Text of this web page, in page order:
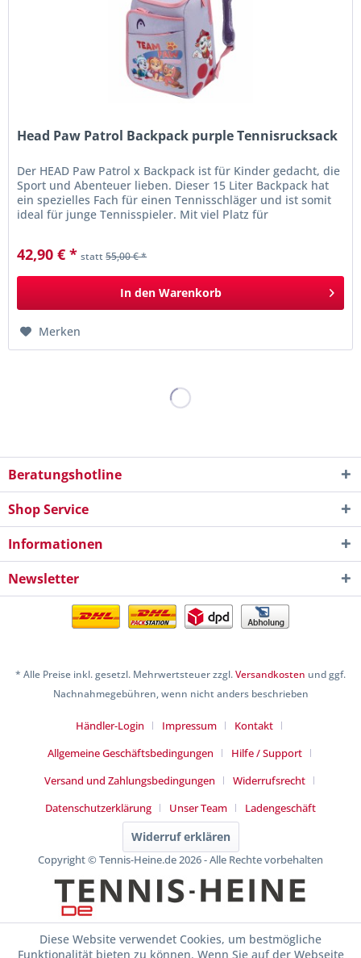
Head Paw Patrol Backpack purple Tennisrucksack
Der HEAD Paw Patrol x Backpack ist für Kinder gedacht, die
Sport und Abenteuer lieben. Dieser 15 Liter Backpack hat
ein spezielles Fach für einen Tennisschläger und ist somit
ideal für junge Tennisspieler. Mit viel Platz für
42,90 € * statt55,00 € *
In den Warenkorb
Merken
Beratungshotline
Shop Service
Informationen
Newsletter
* Alle Preise inkl. gesetzl. Mehrwertsteuer zzgl.Versandkosten und ggf.
Nachnahmegebühren, wenn nicht anders beschrieben
Händler-Login Impressum
Kontakt
Allgemeine Geschäftsbedingungen
Hilfe / Support
Versand und Zahlungsbedingungen
Widerrufsrecht
Datenschutzerklärung
Unser Team Ladengeschäft
Widerruf erklären
Copyright © Tennis-Heine.de 2026 - Alle Rechte vorbehalten
Diese Website verwendet Cookies, um bestmögliche
Funktionalität bieten zu können. Wenn Sie auf der Webseite